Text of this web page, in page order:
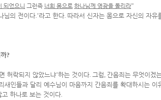
되었으니 그런즉 너희 몸으로 하나님께 영광을 돌리라”
님의 전이다.’라고 한다. 따라서 신자는 몸으로 자신의 자유
?
허락되지 않았느냐’하는 것이다. 그럼, 간음죄는 무엇이겠
새인들과 달리 예수님이 마음까지 간음죄를 확대하시는 이
하나로 보는 것이다.